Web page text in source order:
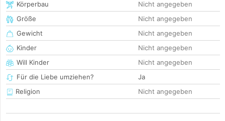
Körperbau
Nicht angegeben
Größe
Nicht angegeben
Gewicht
Nicht angegeben
Kinder
Nicht angegeben
Will Kinder
Nicht angegeben
Für die Liebe umziehen?
Ja
Religion
Nicht angegeben